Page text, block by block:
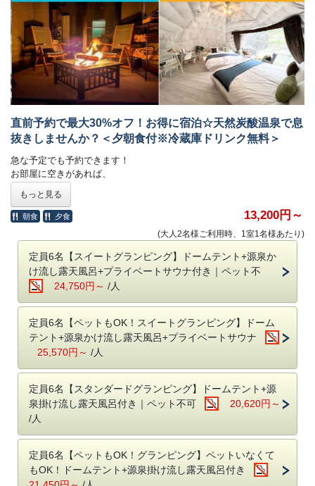
肌にうれしい成分を多く含み、肌なじみがいいお湯といわれています。
■お部屋
源泉かけ流し温泉付き客室、24時間入浴可能
宿泊中は完全貸切でいつでもお好きな時間に温泉をお楽しみいただけま
す。
ダブルベッド1台
源泉かけ流し温泉（内風呂）
※お部屋に温泉の水の音が聞こえます
■全室完備
・40型以上のインターネット対応テレビ
・男女アメニティ各種
・ナノケアドライヤー
・冷蔵庫
・USBコンセント完備
・ランタン
■浴槽は貴重な鹿児島の加治木石を使用
素泊まり部屋としてリニューアルにあたり、浴槽を改修。
寝湯スタイルで背もたれを斜めに造り、よりゆっくりと温泉を楽しめる
ようにしています。
■お子様のご宿泊について
​お子様含め定員は2名となります。
小学生、幼児共に宿泊代は無料です。
ベビーベッドの設置はできません。
■チェックイン時間について
チェックイン：17時～20時 / チェックアウト：11時
※フロントは22時で閉まりますので時間内にチェックインをお願いしま
直前予約で最大30%オフ！お得に宿泊☆天然炭酸温泉で息
抜きしませんか？＜夕朝食付※冷蔵庫ドリンク無料＞
急な予定でも予約できます！
お部屋に空きがあれば、
割引内容：
グランピング：25%オフ
※表示されている金額が割引後の料金です。
＜チェックイン：17時～20時/ チェックアウト：10時＞
■選べる部屋タイプ
・ドームテントに宿泊しながらBBQに温泉とワクワク体験を楽しめる
『グランピング』
・温泉旅館のお部屋でありながらサウナに部屋食BBQ、焚き火とアクテ
ィビティも豊富な『温泉旅館グランピング』
※グランピング・温泉旅館グランピングはペット（犬）も宿泊できる部
屋をご用意しています
​ベッド：シングル4台
定員：6名
ドームテント・源泉かけ流し露天風呂・プライベートサウナ・屋内ダイ
ニング・トイレを各棟に備えたグランピング。
もっと見る
朝食 夕食 13,200円～
(大人2名様ご利用時、1室1名様あたり)
定員6名【スイートグランピング】ドームテント+源泉か
け流し露天風呂+プライベートサウナ付き｜ペット不
24,750円～ /人
定員6名【ペットもOK！スイートグランピング】ドーム
テント+源泉かけ流し露天風呂+プライベートサウナ
25,570円～ /人
定員6名【スタンダードグランピング】ドームテント+源
泉掛け流し露天風呂付き｜ペット不可
20,620円～
/人
定員6名【ペットもOK！グランピング】ペットいなくて
もOK！ドームテント+源泉掛け流し露天風呂付き